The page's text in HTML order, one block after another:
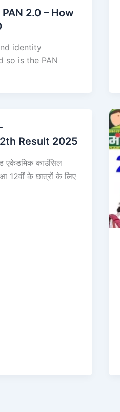
2.0 – How
identity
so is the PAN
Result 2025
एकेडमिक काउंसिल
12वीं के छात्रों के लिए